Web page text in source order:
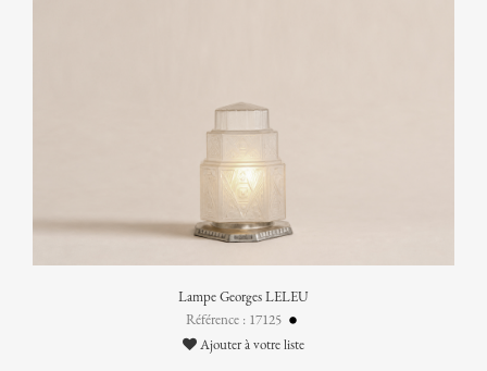
Lampe Georges LELEU
Référence : 17125
Ajouter à votre liste